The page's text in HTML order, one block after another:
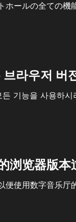
ホールの全ての機
라우저 버
기능을 사용하
浏览器版本
使用数字音乐厅